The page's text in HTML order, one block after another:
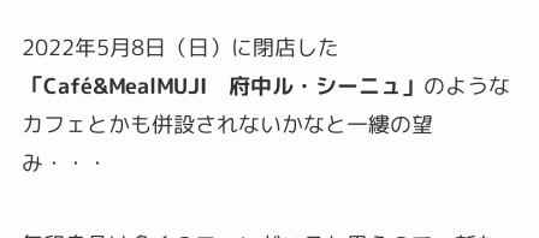
2022年5月8日（日）に閉店した
「Café&MealMUJI 府中ル・シーニュ」 のような
カフェとかも併設されないかなと一縷の望
み・・・